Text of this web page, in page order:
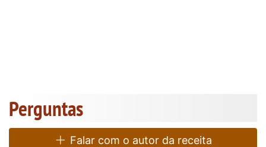
Perguntas
Falar com o autor da receita